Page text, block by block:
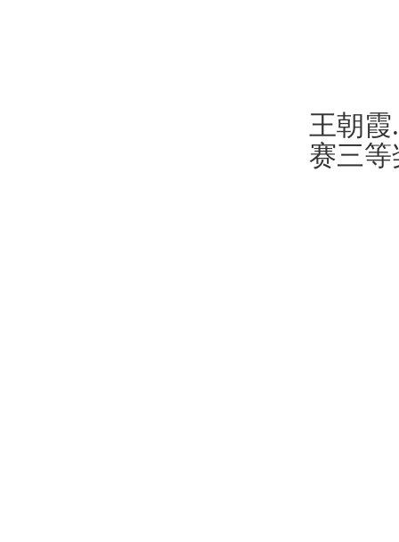
王朝霞.
赛三等